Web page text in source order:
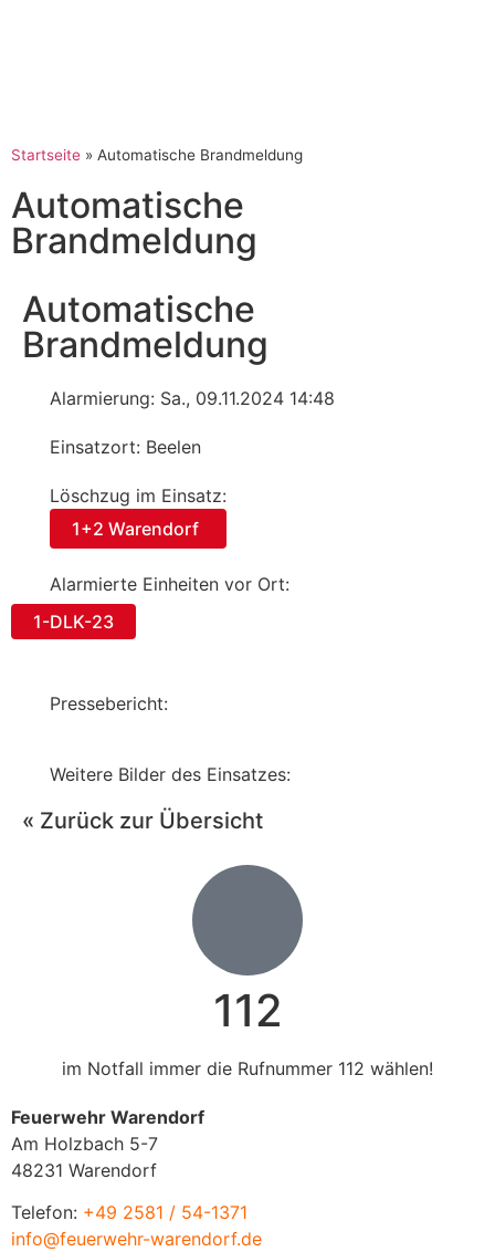
Startseite » Automatische Brandmeldung
Automatische
Brandmeldung
Automatische
Brandmeldung
Alarmierung: Sa., 09.11.2024 14:48
Einsatzort: Beelen
Löschzug im Einsatz:
1+2 Warendorf
Alarmierte Einheiten vor Ort:
1-DLK-23
Pressebericht:
Weitere Bilder des Einsatzes:
« Zurück zur Übersicht
112
im Notfall immer die Rufnummer 112 wählen!
Feuerwehr Warendorf
Am Holzbach 5-7
48231 Warendorf
Telefon: +49 2581 / 54-1371
info@feuerwehr-warendorf.de